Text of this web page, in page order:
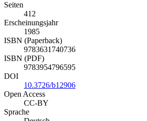
Seiten
412
Erscheinungsjahr
1985
ISBN (Paperback)
9783631740736
ISBN (PDF)
9783954796595
DOI
10.3726/b12906
Open Access
CC-BY
Sprache